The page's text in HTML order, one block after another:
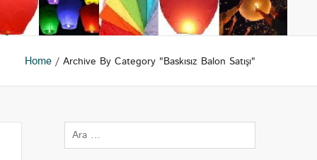
Home / Archive By Category "Baskısız Balon Satışı"